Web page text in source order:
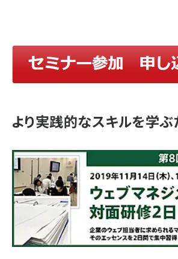
より実践的なスキルを学